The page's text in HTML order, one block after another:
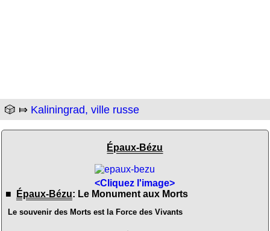
🎲 ⤇ Kaliningrad, ville russe
Épaux-Bézu
<Cliquez l'image>
■
Épaux-Bézu: Le Monument aux Morts
Le souvenir des Morts est la Force des Vivants